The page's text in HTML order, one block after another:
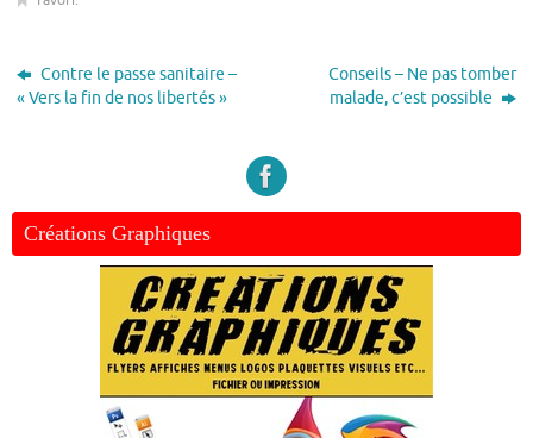
Contre le passe sanitaire –
« Vers la fin de nos libertés »
Conseils – Ne pas tomber
malade, c’est possible
Créations Graphiques